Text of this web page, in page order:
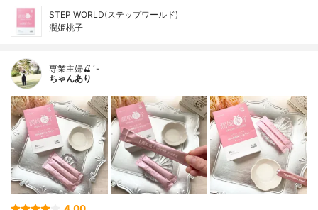
STEP WORLD(ステップワールド)
潤姫桃子
専業主婦🍒´-
ちゃんあり